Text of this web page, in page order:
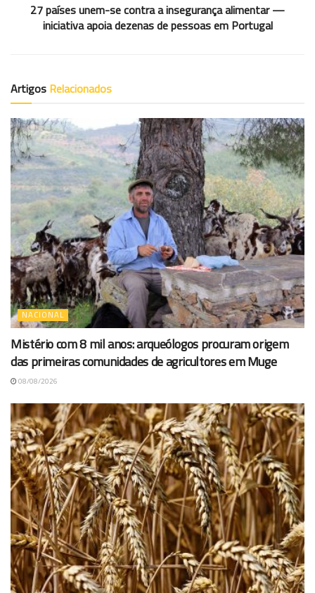
27 países unem-se contra a insegurança alimentar —
iniciativa apoia dezenas de pessoas em Portugal
Artigos Relacionados
NACIONAL
Mistério com 8 mil anos: arqueólogos procuram origem
das primeiras comunidades de agricultores em Muge
08/08/2026